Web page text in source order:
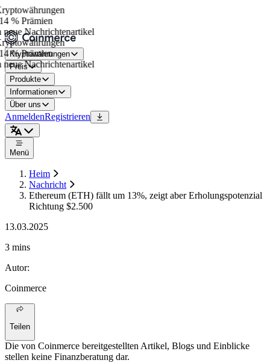
% Prämien
Nachrichtenartikel
% Prämien
Nachrichtenartikel
Kryptowährungen
Preis
Produkte
Informationen
Über uns
AnmeldenRegistrieren
Menü
Heim
Nachricht
Ethereum (ETH) fällt um 13%, zeigt aber Erholungspotenzial
Richtung $2.500
13.03.2025
3 mins
Autor:
Coinmerce
Teilen
Die von Coinmerce bereitgestellten Artikel, Blogs und Einblicke
stellen keine Finanzberatung dar.